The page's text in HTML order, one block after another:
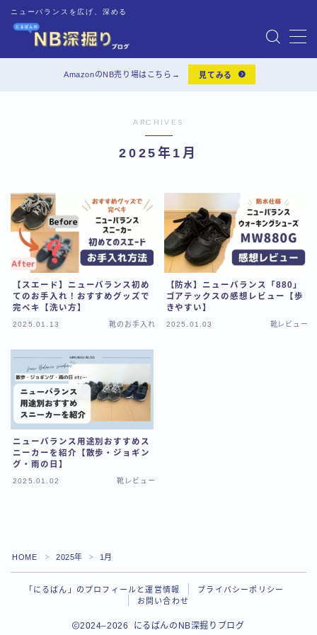
ニューバランスを広げ、深める
MENU
インソール
Audible
一人暮らしグッズ
「にるばん」のプロフィールと運営情報
お問い合わせ
AmazonのNB売り場はこちら→ 見てみる
ARCHIVES
2025年1月
【スエード】ニューバランス初め
てのお手入れ！おすすめグッズで
完ペキ【洗い方】
2025.01.13 靴のお手入れ
【防水】ニューバランス「880」
ゴアテックスの感想レビュー【歩
きやすい】
2025.01.03 靴レビュー
ニューバランス用途別おすすめス
ニーカーを紹介【散歩・ジョギン
グ・雨の日】
2025.01.02 靴レビュー
HOME ＞ 2025年 ＞ 1月
「にるばん」のプロフィールと運営情報
プライバシーポリシー
お問い合わせ
2024–2026 にるばんのNB深掘りブログ